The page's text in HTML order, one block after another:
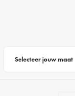
Selecteer jouw maat